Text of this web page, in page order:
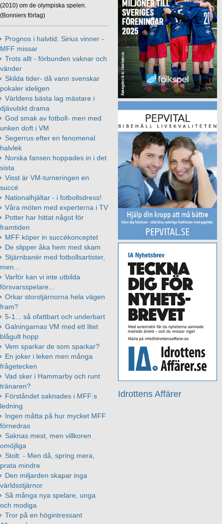
Idrottens Affärer
(2010) om de olympiska spelen.
(Bonniers förlag)
Prognos i halvtid: Sirius vinner -
MFF missar
Trots allt - förbunden vaknar och
vänder
Skilda tider- då vann svenskar
pokaler ideligen
Världens bästa lag mästare i
djävulskt drama
God smak av fotboll- men med
unken doft i VM
Segerrus efter en fenomenal
halvlek
Norska fansen hoppades in i det
sista
Visst är VM-turneringen en
succé
Nationalhjältar - i fotbollsdress!
Våra möten med experterna i TV
Potter har hittat något för
framtiden
MFF köper in succékonceptet
De slipper åka hem med skam
Stjärnbanér med fotbollsartister,
men...
Varför kan vi inte utbilda
försvarsspelare...
Orkar storstjärnorna hela vägen
fram?
5-1... så ofattbart och underbart
Galningarnas VM med ett litet
blågult hopp
Vem sparkar de som sparkar?
En joker i leken men många
frågetecken
Vad sker i Hammarby och runt
tränaren?
Förståndet saknades i MFF:s
ledning
Ingen måtta på hur mycket MFF
förnedras
Saknas mest, men villkoren
omöjliga
Stolt: - Men då, spring mera,
prata mindre
Den miljarden skapar inga
världsstjärnor
Så många nya spelare, unga
och modiga
Tror på en högintressant